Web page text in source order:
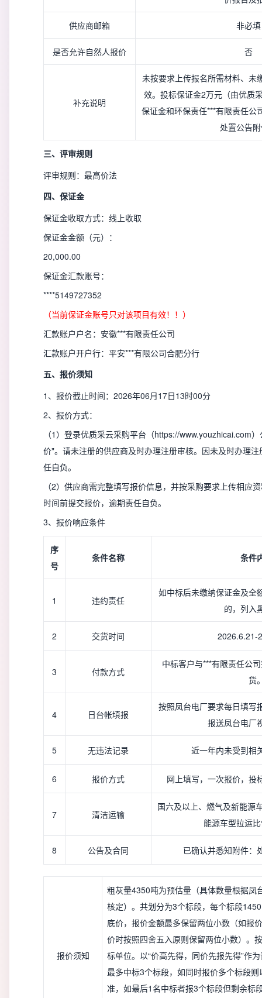
供应商邮箱 非必填
是否允许自然人报价 否
补充说明
未按要求上传报名所需材料、未
效。投标保证金2万元（由优质
保证金和环保责任***有限责任公
处置公告
三、评审规则
评审规则：最高价法
四、保证金
保证金收取方式：线上收取
保证金金额（元）：
20,000.00
保证金汇款账号：
****5149727352
（当前保证金账号只对该项目有效！！）
汇款账户户名：安徽***有限责任公司
汇款账户开户行：平安***有限公司合肥分行
五、报价须知
1、报价截止时间：2026年06月17日13时00分
2、报价方式：
（1）登录优质采云采购平台（https://www.youzhicai.com
价"。请未注册的供应商及时办理注册审核。因未及时办理
任自负。
（2）供应商需完整填写报价信息，并按采购要求上传相应
时间前提交报价，逾期责任自负。
3、报价响应条件
序
号
条件名称 条件
1 违约责任
如中标后未缴纳保证金及全
的，列入
2 交货时间 2026.6.21-
3 付款方式
中标客户与***有限责任公
货
4 日台帐填报
按照凤台电厂要求每日填写
报送凤台电厂
5 无违法记录 近一年内未受到相
6 报价方式 网上填写，一次报价，投
7 清洁运输
国六及以上、燃气及新能源
能源车型拉运
8 公告及合同 已确认并悉知附件：
报价须知
粗灰量4350吨为预估量（具体数量根据凤
核定）。共划分为3个标段，每个标段
底价，报价金额最多保留两位小数（如报
价时按照四舍五入原则保留两位小数）。
标单位。以“价高先得，同价先报先得”作
最多中标3个标段，如同时报价多个标段
准，如最后1名中标者报3个标段但剩余标